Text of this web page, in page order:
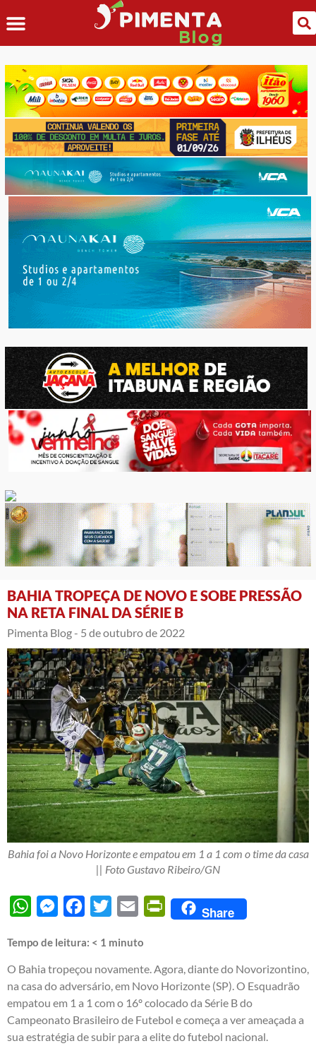
BAHIA TROPEÇA DE NOVO E SOBE PRESSÃO
NA RETA FINAL DA SÉRIE B
Pimenta Blog - 5 de outubro de 2022
Bahia foi a Novo Horizonte e empatou em 1 a 1 com o time da casa
|| Foto Gustavo Ribeiro/GN
WhatsAppMessengerFacebook
Twitter Email PrintFriendly
Share
Tempo de leitura: < 1 minuto
O Bahia tropeçou novamente. Agora, diante do Novorizontino,
na casa do adversário, em Novo Horizonte (SP). O Esquadrão
empatou em 1 a 1 com o 16º colocado da Série B do
Campeonato Brasileiro de Futebol e começa a ver ameaçada a
sua estratégia de subir para a elite do futebol nacional.